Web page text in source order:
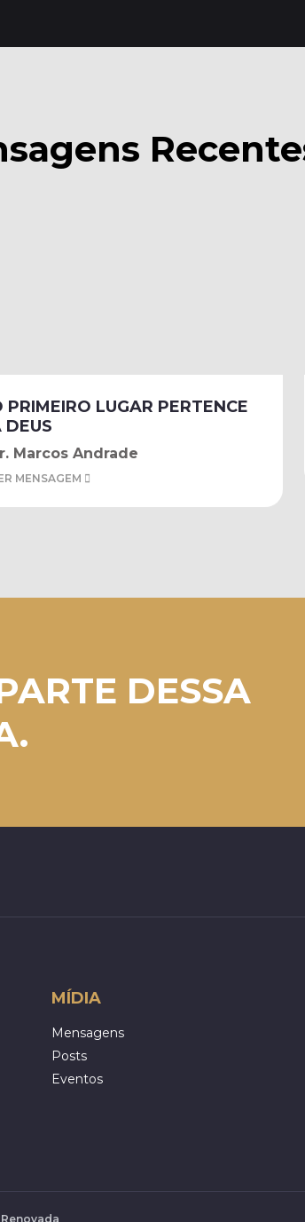
PRIMEIRO LUGAR PERTENCE
DEUS
Marcos Andrade
MENSAGEM
DESSA
MÍDIA
Mensagens
Posts
Eventos